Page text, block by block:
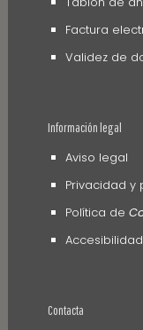
Factura
Validez de
Información legal
Aviso legal
Privacidad
Política de
Accesibilidad
Contacta